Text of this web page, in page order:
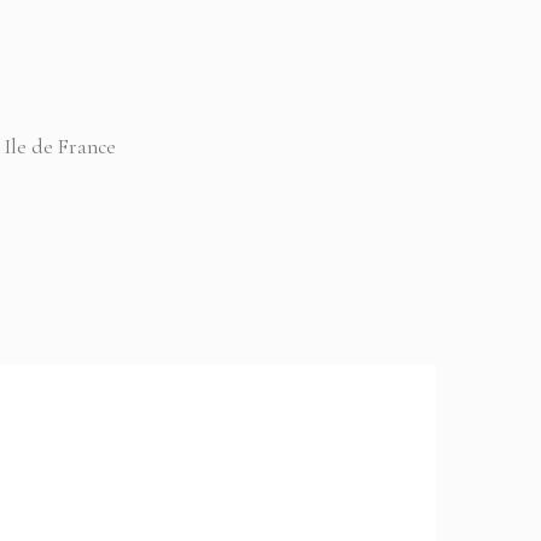
de France